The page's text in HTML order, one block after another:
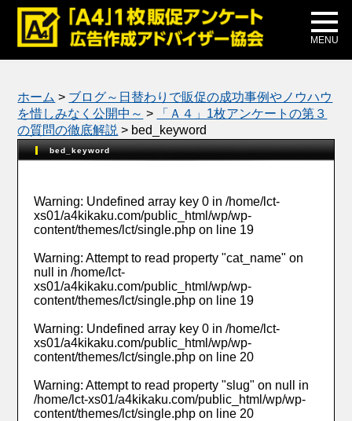
MENU
メディア掲載
公式ブログ
ホーム > ブログ～日替わりで販促の成功事例やノウハウ
を惜しみなく公開中～ >
「Ａ４」1枚アンケートの第３
の質問の徹底解説 > bed_keyword
bed_keyword
Warning: Undefined array key 0 in/home/lct-
xs01/a4kikaku.com/public_html/wp/wp-
content/themes/lct/single.php on line 19
Warning: Attempt to read property "cat_name" on
null in/home/lct-
xs01/a4kikaku.com/public_html/wp/wp-
content/themes/lct/single.php on line 19
Warning: Undefined array key 0 in/home/lct-
xs01/a4kikaku.com/public_html/wp/wp-
content/themes/lct/single.php on line 20
Warning: Attempt to read property "slug" on null in
/home/lct-xs01/a4kikaku.com/public_html/wp/wp-
content/themes/lct/single.php on line 20